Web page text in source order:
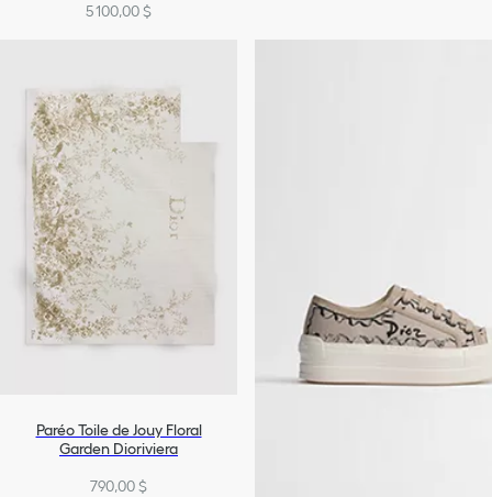
5 100,00 $
Paréo Toile de Jouy Floral
Garden Dioriviera
790,00 $